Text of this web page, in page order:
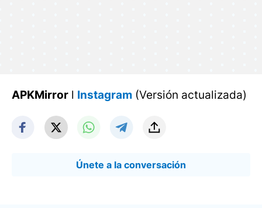
APKMirror l Instagram (Versión actualizada)
Únete a la conversación